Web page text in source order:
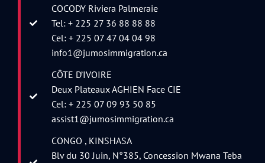
COCODY Riviera Palmeraie
Tel: + 225 27 36 88 88 88
Cel: + 225 07 47 04 04 98
info1@jumosimmigration.ca
CÔTE D’IVOIRE
Deux Plateaux AGHIEN Face CIE
Cel: + 225 07 09 93 50 85
assist1@jumosimmigration.ca
CONGO , KINSHASA
Blv du 30 Juin, N°385, Concession Mwana Teba